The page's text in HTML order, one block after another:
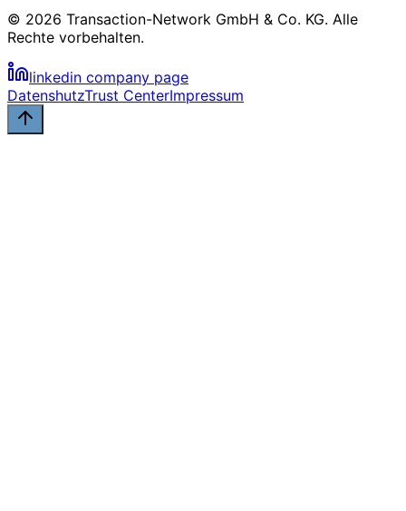
© 2026 Transaction-Network GmbH & Co. KG. Alle
Rechte vorbehalten.
linkedin company page
DatenshutzTrust CenterImpressum